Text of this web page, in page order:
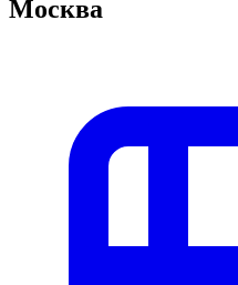
Москва